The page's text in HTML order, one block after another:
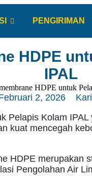
PENGIRIMAN
HDPE
IPAL
2, 2026
Pelapis Kolam
kuat mencegah
HDPE merupakan
Pengolahan Air